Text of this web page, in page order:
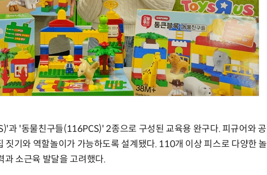
과 '동물친구들(116PCS)' 2종으로 구성된 교육용 완구다. 피규어와 공
짓기와 역할놀이가 가능하도록 설계됐다. 110개 이상 피스로 다양한 놀
과 소근육 발달을 고려했다.
AI 시대의 옵저버빌리티: GPU·LLM 모니터링부터 AI 기반 장애 대응까지